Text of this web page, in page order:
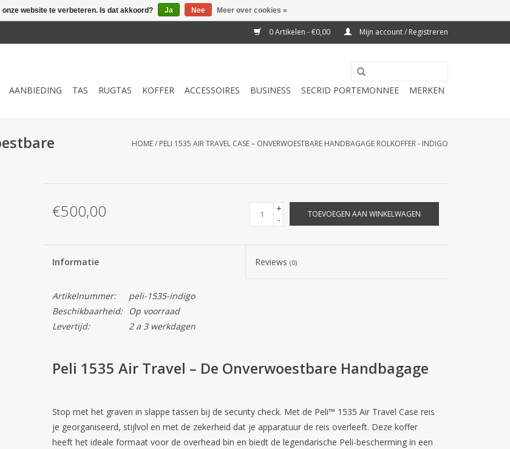
0 Artikelen - €0,00 Mijn account / Registreren
AANBIEDING TAS RUGTAS KOFFER ACCESSOIRES BUSINESS SECRID PORTEMONNEE MERKEN
HOME/ PELI 1535 AIR TRAVEL CASE – ONVERWOESTBARE HANDBAGAGE ROLKOFFER - INDIGO
€500,00
+
-
TOEVOEGEN AAN WINKELWAGEN
Informatie Reviews(0)
Artikelnummer:
peli-1535-indigo
Beschikbaarheid:
Op voorraad
Levertijd:
2 a 3 werkdagen
Peli 1535 Air Travel – De Onverwoestbare Handbagage
Stop met het graven in slappe tassen bij de security check. Met de Peli™ 1535 Air Travel Case reis
je georganiseerd, stijlvol en met de zekerheid dat je apparatuur de reis overleeft. Deze koffer
heeft het ideale formaat voor de overhead bin en biedt de legendarische Peli-bescherming in een
website te verbeteren. Is dat akkoord? Ja Nee Meer over cookies »